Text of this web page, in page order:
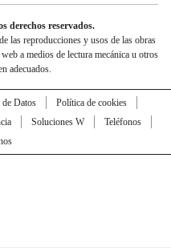
derechos reservados.
las reproducciones y usos de las obras
a medios de lectura mecánica u otros
adecuados.
Datos
Política de cookies
Soluciones W
Teléfonos